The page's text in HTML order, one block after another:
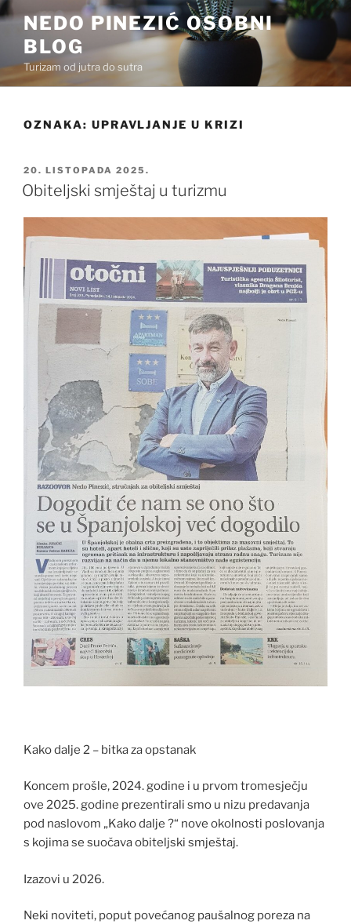
Preskoči
sadržaj
NEDO PINEZIĆ OSOBNI
BLOG
Turizam od jutra do sutra
OZNAKA: UPRAVLJANJE U KRIZI
OBJAVLJENO
20. LISTOPADA 2025.
Obiteljski smještaj u turizmu
Kako dalje 2 – bitka za opstanak
Koncem prošle, 2024. godine i u prvom tromesječju
ove 2025. godine prezentirali smo u nizu predavanja
pod naslovom „Kako dalje ?“ nove okolnosti poslovanja
s kojima se suočava obiteljski smještaj.
Izazovi u 2026.
Neki noviteti, poput povećanog paušalnog poreza na